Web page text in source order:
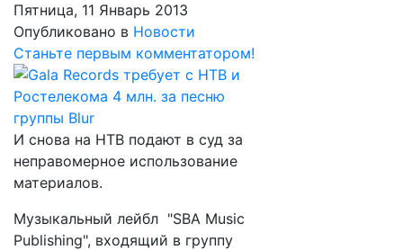
Пятница, 11 Январь 2013
Опубликовано в Новости
Станьте первым комментатором!
И снова на НТВ подают в суд за
неправомерное использование
материалов.
Музыкальный лейбл "SBA Music
Publishing", входящий в группу